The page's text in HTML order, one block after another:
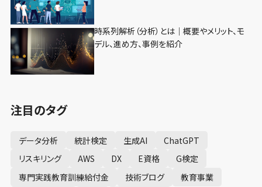
時系列解析（分析）とは｜概要やメリット、モ
デル、進め方、事例を紹介
注目のタグ
データ分析 統計検定 生成AI
ChatGPT
リスキリング
AWS DX E資格
G検定
専門実践教育訓練給付金
技術ブログ
教育事業